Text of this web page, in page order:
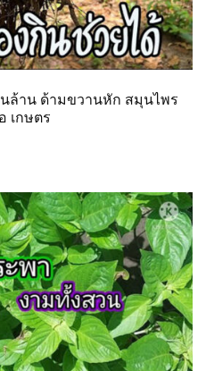
นล้าน ด้ามขวานหัก สมุนไพร
เกษตร